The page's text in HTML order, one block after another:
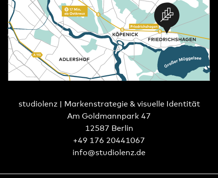
studiolenz | Markenstrategie & visuelle Identität
Am Goldmannpark 47
12587 Berlin
+49 176 20441067
info@studiolenz.de